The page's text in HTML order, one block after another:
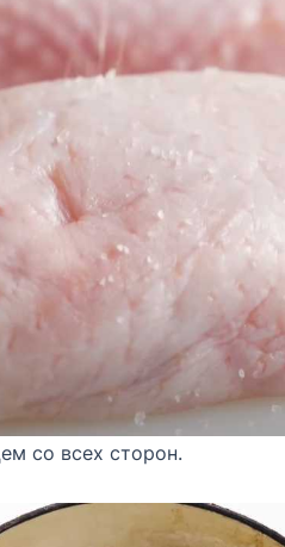
со всех сторон.